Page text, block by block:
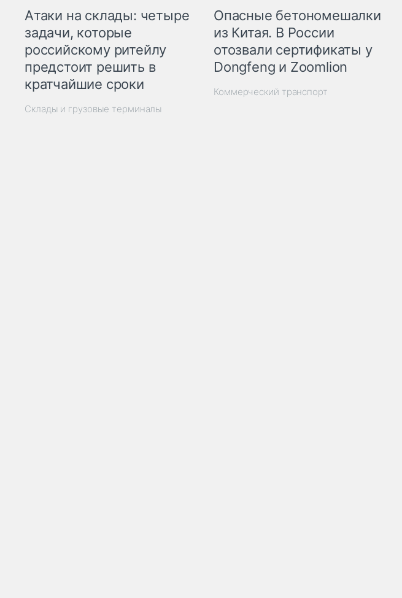
Атаки на склады: четыре
задачи, которые
российскому ритейлу
предстоит решить в
кратчайшие сроки
Склады и грузовые терминалы
Опасные бетономешалки
из Китая. В России
отозвали сертификаты у
Dongfeng и Zoomlion
Коммерческий транспорт